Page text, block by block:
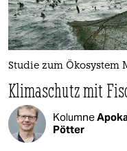
Studie zum Ökosystem
Klimaschutz mit
Kolumne
Pötter